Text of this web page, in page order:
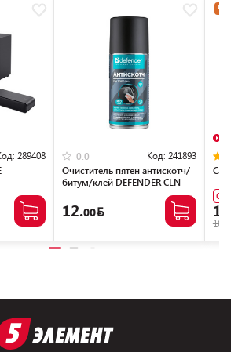
289408
0.0 Код: 241893
Очиститель пятен антискотч/
битум/клей DEFENDER CLN
12.00